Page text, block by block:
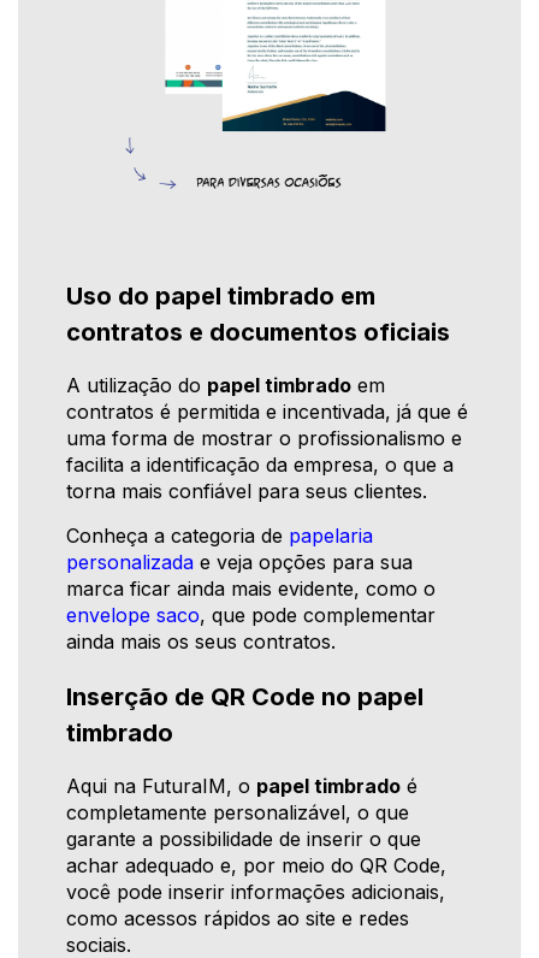
Uso do papel timbrado em
contratos e documentos oficiais
A utilização do papel timbrado em
contratos é permitida e incentivada, já que é
uma forma de mostrar o profissionalismo e
facilita a identificação da empresa, o que a
torna mais confiável para seus clientes.
Conheça a categoria de papelaria
personalizada e veja opções para sua
marca ficar ainda mais evidente, como o
envelope saco, que pode complementar
ainda mais os seus contratos.
Inserção de QR Code no papel
timbrado
Aqui na FuturaIM, o papel timbrado é
completamente personalizável, o que
garante a possibilidade de inserir o que
achar adequado e, por meio do QR Code,
você pode inserir informações adicionais,
como acessos rápidos ao site e redes
sociais.